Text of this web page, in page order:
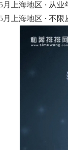
上海地区 · 从业
上海地区 · 不限